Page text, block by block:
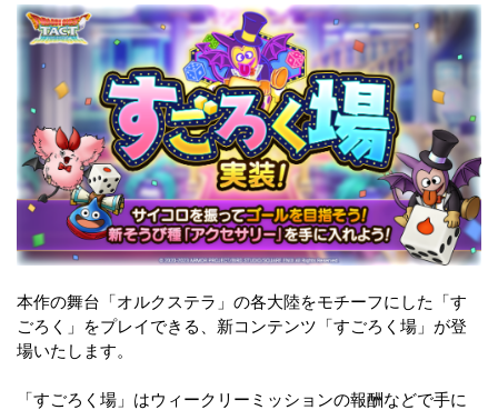
本作の舞台「オルクステラ」の各大陸をモチーフにした「す
ごろく」をプレイできる、新コンテンツ「すごろく場」が登
場いたします。
「すごろく場」はウィークリーミッションの報酬などで手に